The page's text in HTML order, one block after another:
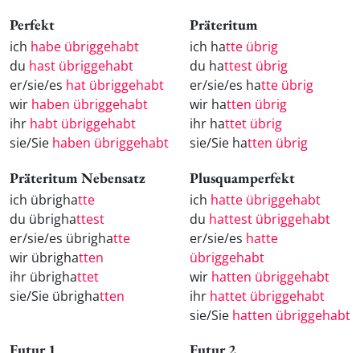
Perfekt
ich habe übriggehabt
du hast übriggehabt
er/sie/es hat übriggehabt
wir haben übriggehabt
ihr habt übriggehabt
sie/Sie haben übriggehabt
Präteritum
ich hatte übrig
du hattest übrig
er/sie/es hatte übrig
wir hatten übrig
ihr hattet übrig
sie/Sie hatten übrig
Präteritum Nebensatz
ich übrighatte
du übrighattest
er/sie/es übrighatte
wir übrighatten
ihr übrighattet
sie/Sie übrighatten
Plusquamperfekt
ich hatte übriggehabt
du hattest übriggehabt
er/sie/es hatte
übriggehabt
wir hatten übriggehabt
ihr hattet übriggehabt
sie/Sie hatten übriggehabt